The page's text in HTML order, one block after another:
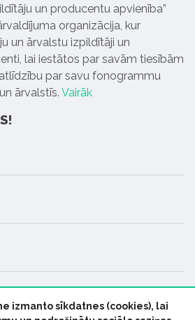
un producentu apvienība”
organizācija, kur
un ārvalstu izpildītāji un
lai iestātos par savām tiesībām
par savu fonogrammu
ārvalstīs. Vairāk
SŪTĪT
izmanto sīkdatnes (cookies), lai